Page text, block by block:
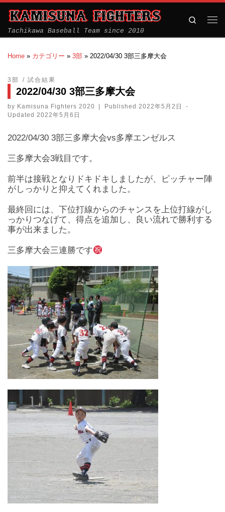
Tachikawa Baseball Team since 2010
Search
Home » カテゴリー » 3部 » 2022/04/30 3部三多摩大会
3部 試合結果
2022/04/30 3部三多摩大会
by Kamisuna Fighters 2020 Published 2022年5月2日
-
Updated 2022年5月6日
2022/04/30 3部三多摩大会vs多摩エンゼルス
三多摩大会3戦目です。
前半は接戦となりドキドキしましたが、ピッチャー陣
がしっかりと抑えてくれました。
最終回には、下位打線からのチャンスを上位打線がし
っかりつなげて、得点を追加し、良い流れで勝利する
事が出来ました。
三多摩大会三連勝です